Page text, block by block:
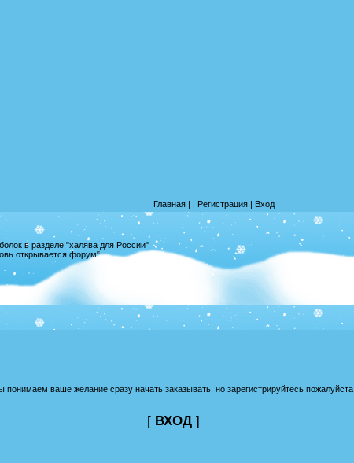
Главная | | Регистрация | Вход
в разделе "халява для России"
открывается форум"
понимаем ваше желание сразу начать заказывать, но зарегистрируйтесь пожалуйста.
[ ВХОД ]